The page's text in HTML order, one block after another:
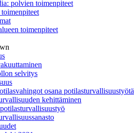
polvien toimenpiteet
toimenpiteet
selvitys
osana potilasturvallisuustyötä
kehittäminen